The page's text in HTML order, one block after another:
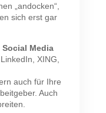
„andocken“,
sich erst gar
Media
XING,
auch für Ihre
Auch